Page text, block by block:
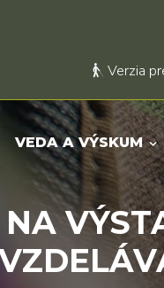
Verzia
VEDA A VÝSKUM